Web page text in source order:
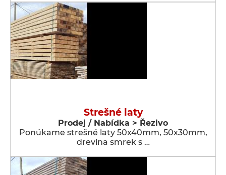
Strešné laty
Prodej / Nabídka > Řezivo
Ponúkame strešné laty 50x40mm, 50x30mm,
drevina smrek s …